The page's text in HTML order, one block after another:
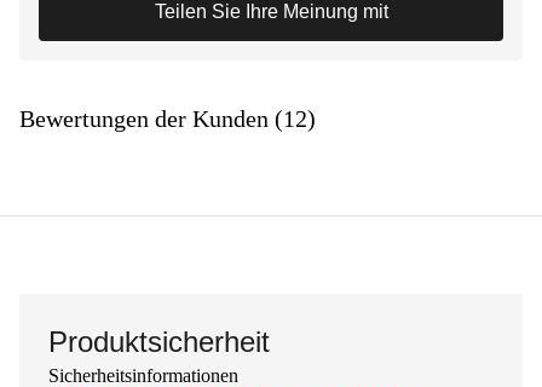
Teilen Sie Ihre Meinung mit
Bewertungen der Kunden (12)
Produktsicherheit
Sicherheitsinformationen